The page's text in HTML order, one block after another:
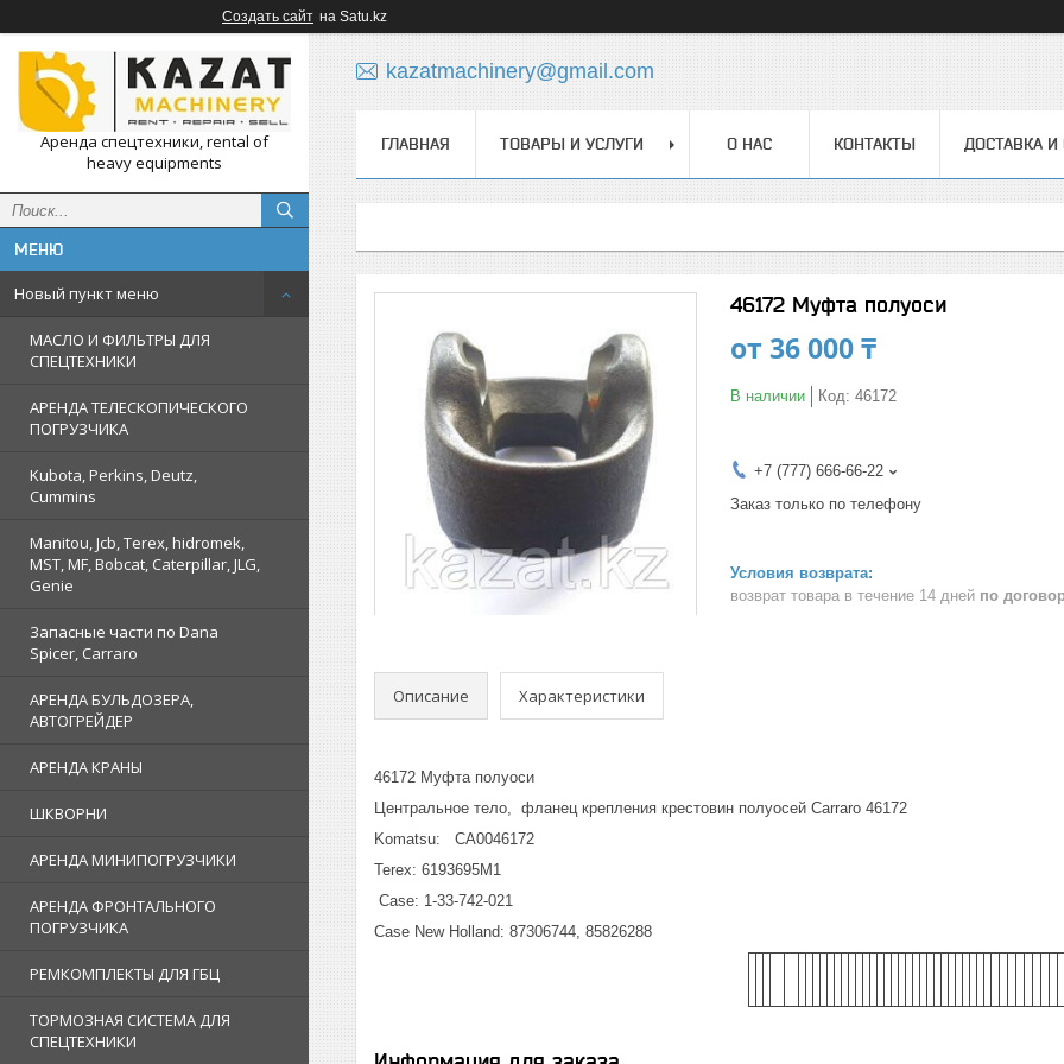
Создать сайт на Satu.kz
Аренда спецтехники, rental of
heavy equipments
Новый пункт меню
МАСЛО И ФИЛЬТРЫ ДЛЯ
СПЕЦТЕХНИКИ
АРЕНДА ТЕЛЕСКОПИЧЕСКОГО
ПОГРУЗЧИКА
Kubota, Perkins, Deutz,
Cummins
Manitou, Jcb, Terex, hidromek,
MST, MF, Bobcat, Caterpillar, JLG,
Genie
Запасные части по Dana
Spicer, Carraro
АРЕНДА БУЛЬДОЗЕРА,
АВТОГРЕЙДЕР
АРЕНДА КРАНЫ
ШКВОРНИ
АРЕНДА МИНИПОГРУЗЧИКИ
АРЕНДА ФРОНТАЛЬНОГО
ПОГРУЗЧИКА
РЕМКОМПЛЕКТЫ ДЛЯ ГБЦ
ТОРМОЗНАЯ СИСТЕМА ДЛЯ
СПЕЦТЕХНИКИ
kazatmachinery@gmail.com
ГЛАВНАЯ ТОВАРЫ И УСЛУГИ О НАС КОНТАКТЫ ДОСТАВКА И
46172 Муфта полуоси
от36 000 ₸
В наличии Код: 46172
+7 (777) 666-66-22
Заказ только по телефону
возврат товара в течение 14 дней по
Описание Характеристики
46172 Муфта полуоси
Центральное тело, фланец крепления крестовин полуосей Carraro 46172
Komatsu: CA0046172
Terex: 6193695M1
Case: 1-33-742-021
Case New Holland: 87306744, 85826288